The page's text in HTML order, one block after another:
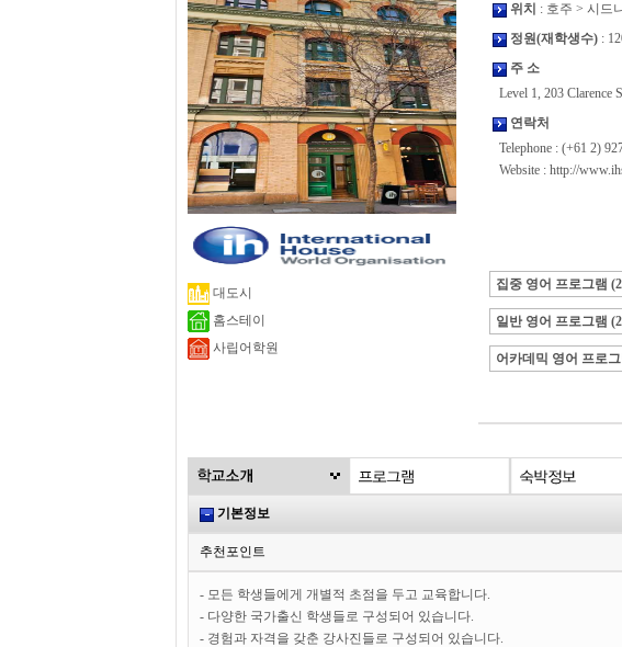
대도시
홈스테이
사립어학원
위치 : 호주 > 시드니
정원(재학생수):
주 소
Level 1, 203 Clarence
연락처
Telephone : (+61 2)
Website : http://
집중 영어 프로그램
일반 영어 프로그램
어카데믹 영어 프로
기본정보
추천포인트
- 모든 학생들에게 개별적 초점을 두고 교육합니다.
- 다양한 국가출신 학생들로 구성되어 있습니다.
- 경험과 자격을 갖춘 강사진들로 구성되어 있습니다.